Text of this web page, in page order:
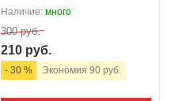
Наличие: много
300 руб.
210 руб.
- 30 % Экономия 90 руб.